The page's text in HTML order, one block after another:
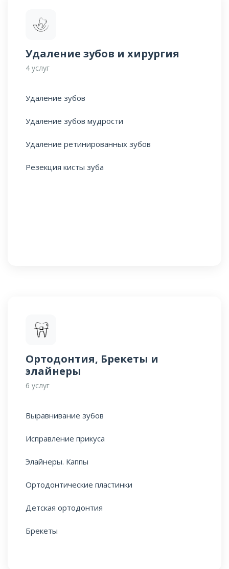
Удаление зубов и хирургия
4 услуг
Удаление зубов
Удаление зубов мудрости
Удаление ретинированных зубов
Резекция кисты зуба
Ортодонтия, Брекеты и
элайнеры
6 услуг
Выравнивание зубов
Исправление прикуса
Элайнеры. Каппы
Ортодонтические пластинки
Детская ортодонтия
Брекеты